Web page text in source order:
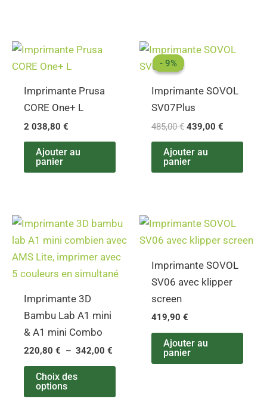
Imprimante Prusa
CORE One+ L
2 038,80€
Ajouter au
panier
- 9%
- 9%
Imprimante SOVOL
SV07Plus
485,00€
Le
485,00 €.
439,00€
Le
439,00 €.
Ajouter au
panier
Imprimante 3D
Bambu Lab A1 mini
& A1 mini Combo
220,80€ – 342,00€
Plage
prix :
220,80 €
342,00 €
Choix des
options
Ce
produit
a
plusieurs
Imprimante SOVOL
SV06 avec klipper
screen
419,90€
Ajouter au
panier